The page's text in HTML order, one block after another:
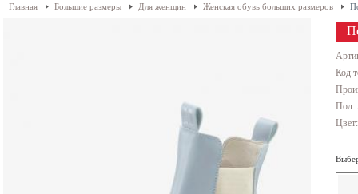
Главная Большие размеры Для женщин Женская обувь больших размеров
Код
Пол: